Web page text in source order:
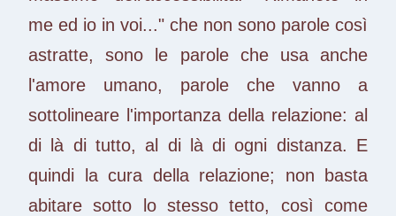
me ed io in voi..." che non sono parole così
astratte, sono le parole che usa anche
l'amore umano, parole che vanno a
sottolineare l'importanza della relazione: al
di là di tutto, al di là di ogni distanza. E
quindi la cura della relazione; non basta
abitare sotto lo stesso tetto, così come